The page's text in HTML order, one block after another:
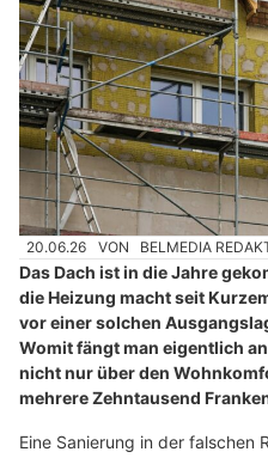
20.06.26 VON BELMEDIA
Das Dach ist in die Jahre
die Heizung macht seit
vor einer solchen
Womit fängt man eigentlich
nicht nur über den
mehrere Zehntausend
Eine Sanierung in der falschen